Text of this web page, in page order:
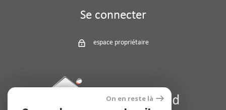
Se connecter
espace propriétaire
On en reste là